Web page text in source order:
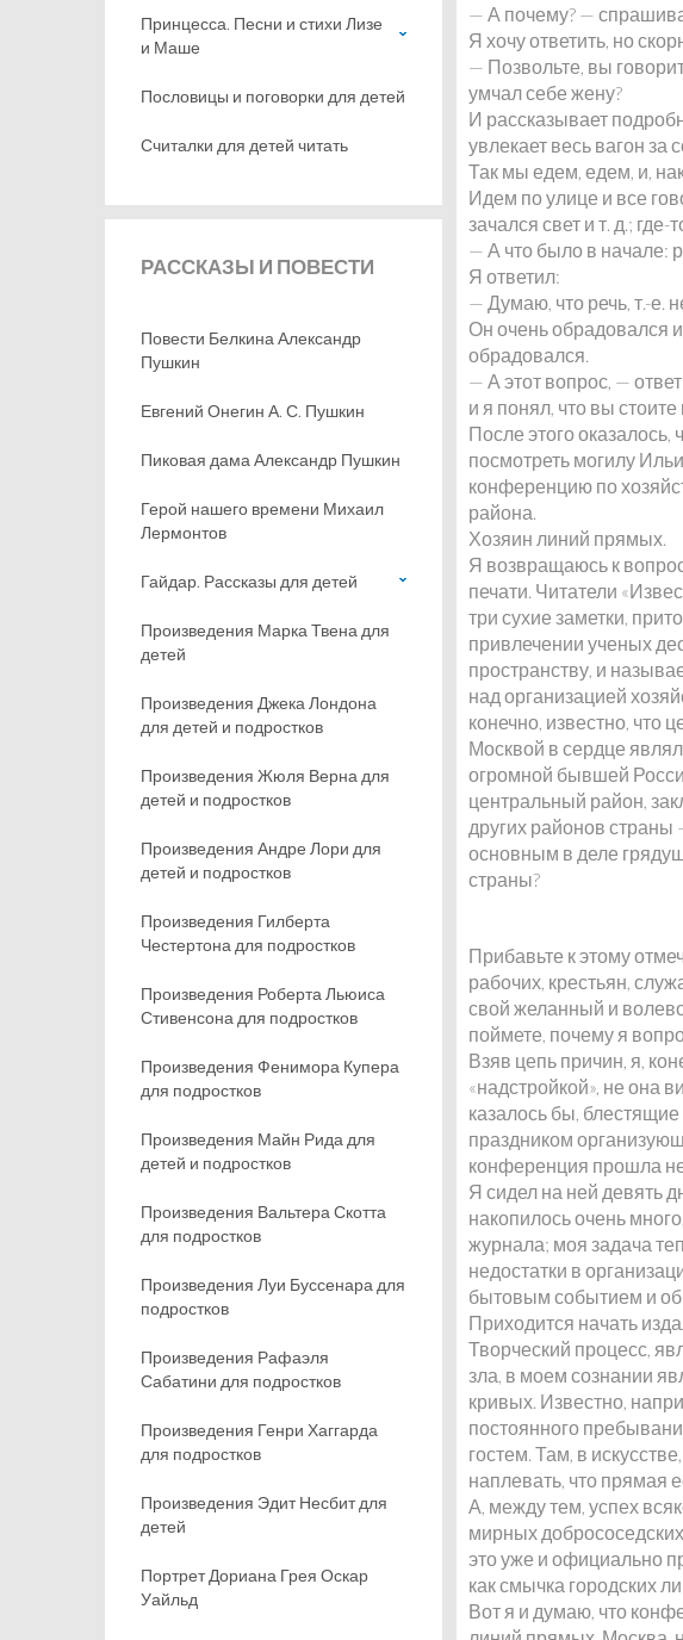
— А почему? —
Я хочу ответить, но
— Позвольте, вы
умчал себе жену?
И рассказывает
увлекает весь вагон за
Так мы едем, едем, и,
Идем по улице и все
зачался свет и т. д.;
— А что было в начале:
Я ответил:
— Думаю, что речь, т.-е.
Он очень обрадовался
обрадовался.
— А этот вопрос, —
и я понял, что вы
После этого
посмотреть могилу
конференцию по
района.
Хозяин линий прямых.
Я возвращаюсь к
печати. Читатели
три сухие заметки,
привлечении ученых
пространству, и
над организацией
конечно, известно, что
Москвой в сердце
огромной бывшей
центральный район,
других районов страны
основным в деле
страны?
Прибавьте к этому
рабочих, крестьян,
свой желанный и
поймете, почему я
Взяв цепь причин, я,
«надстройкой», не она
казалось бы,
праздником
конференция прошла
Я сидел на ней девять
накопилось очень
журнала; моя задача
недостатки в
бытовым событием и
Приходится начать
Творческий процесс,
зла, в моем сознании
кривых. Известно,
постоянного
гостем. Там, в
наплевать, что прямая
А, между тем, успех
мирных
это уже и официально
как смычка городских
Вот я и думаю, что
Принцесса. Песни и стихи Лизе
и Маше
Пословицы и поговорки для детей
Считалки для детей читать
РАССКАЗЫ И ПОВЕСТИ
Повести Белкина Александр
Пушкин
Евгений Онегин А. С. Пушкин
Пиковая дама Александр Пушкин
Герой нашего времени Михаил
Лермонтов
Гайдар. Рассказы для детей
Произведения Марка Твена для
детей
Произведения Джека Лондона
для детей и подростков
Произведения Жюля Верна для
детей и подростков
Произведения Андре Лори для
детей и подростков
Произведения Гилберта
Честертона для подростков
Произведения Роберта Льюиса
Стивенсона для подростков
Произведения Фенимора Купера
для подростков
Произведения Майн Рида для
детей и подростков
Произведения Вальтера Скотта
для подростков
Произведения Луи Буссенара для
подростков
Произведения Рафаэля
Сабатини для подростков
Произведения Генри Хаггарда
для подростков
Произведения Эдит Несбит для
детей
Портрет Дориана Грея Оскар
Уайльд